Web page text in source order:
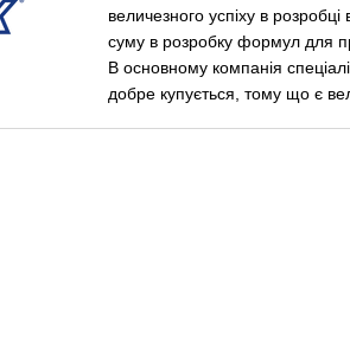
величезного успіху в
суму в розробку формул для
В основному компанія
добре купується, тому що є